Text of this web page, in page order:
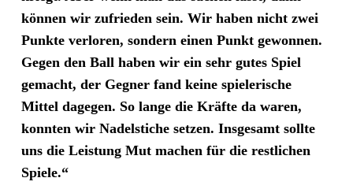
können wir zufrieden sein. Wir haben nicht zwei
Punkte verloren, sondern einen Punkt gewonnen.
Gegen den Ball haben wir ein sehr gutes Spiel
gemacht, der Gegner fand keine spielerische
Mittel dagegen. So lange die Kräfte da waren,
konnten wir Nadelstiche setzen. Insgesamt sollte
uns die Leistung Mut machen für die restlichen
Spiele.“